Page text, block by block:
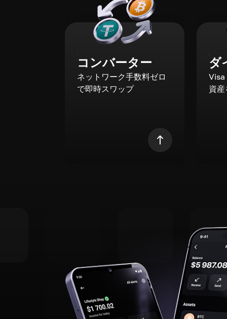
コンバーター
ネットワーク手数料ゼロ
で即時スワップ
ダ
資